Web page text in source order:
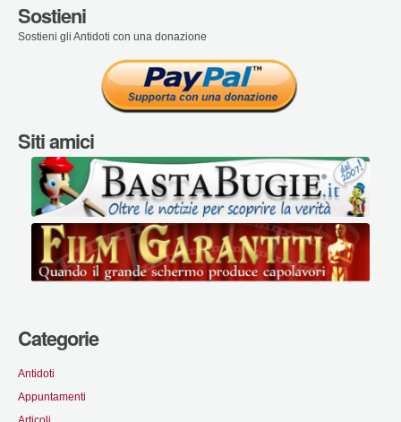
Sostieni
Sostieni gli Antidoti con una donazione
Siti amici
Categorie
Antidoti
Appuntamenti
Articoli